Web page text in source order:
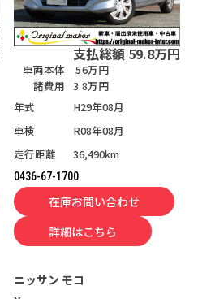
支払総額 59.8万円
車両本体
56万円
諸費用 3.8万円
年式
H29年08月
車検
R08年08月
走行距離
36,490km
0436-67-1700
在庫お問い合わせ
詳細はこちら
ニッサン モコ